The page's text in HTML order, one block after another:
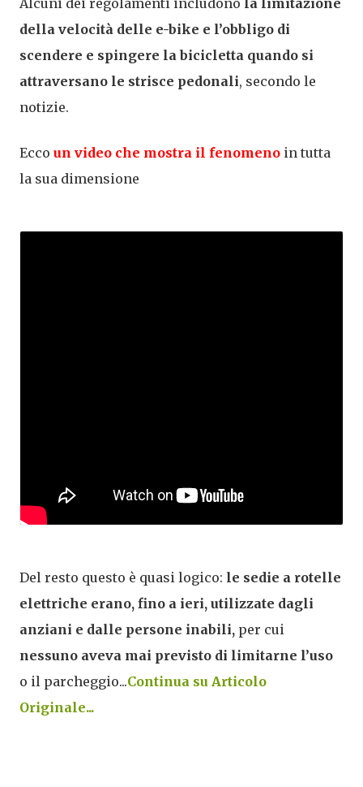
Alcuni dei regolamenti includono la limitazione
della velocità delle e-bike e l’obbligo di
scendere e spingere la bicicletta quando si
attraversano le strisce pedonali, secondo le
notizie.
Ecco un video che mostra il fenomeno in tutta
la sua dimensione
Del resto questo è quasi logico: le sedie a rotelle
elettriche erano, fino a ieri, utilizzate dagli
anziani e dalle persone inabili, per cui
nessuno aveva mai previsto di limitarne l’uso
o il parcheggio...Continua su Articolo
Originale...